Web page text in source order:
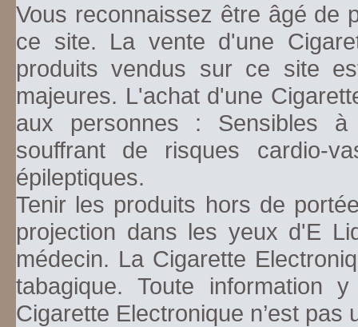
Vous reconnaissez être âgé de
ce site. La vente d'une
produits vendus sur ce site
majeures. L'achat d'une
aux personnes : Sensibles
souffrant de risques cardio-
épileptiques.
Tenir les produits hors de
projection dans les yeux d'E
médecin. La Cigarette
tabagique. Toute information
Cigarette Electronique n’est pas